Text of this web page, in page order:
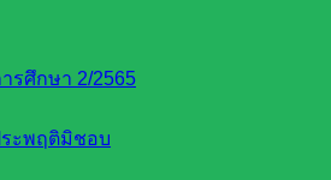
รศึกษา 2/2565
ระพฤติมิชอบ